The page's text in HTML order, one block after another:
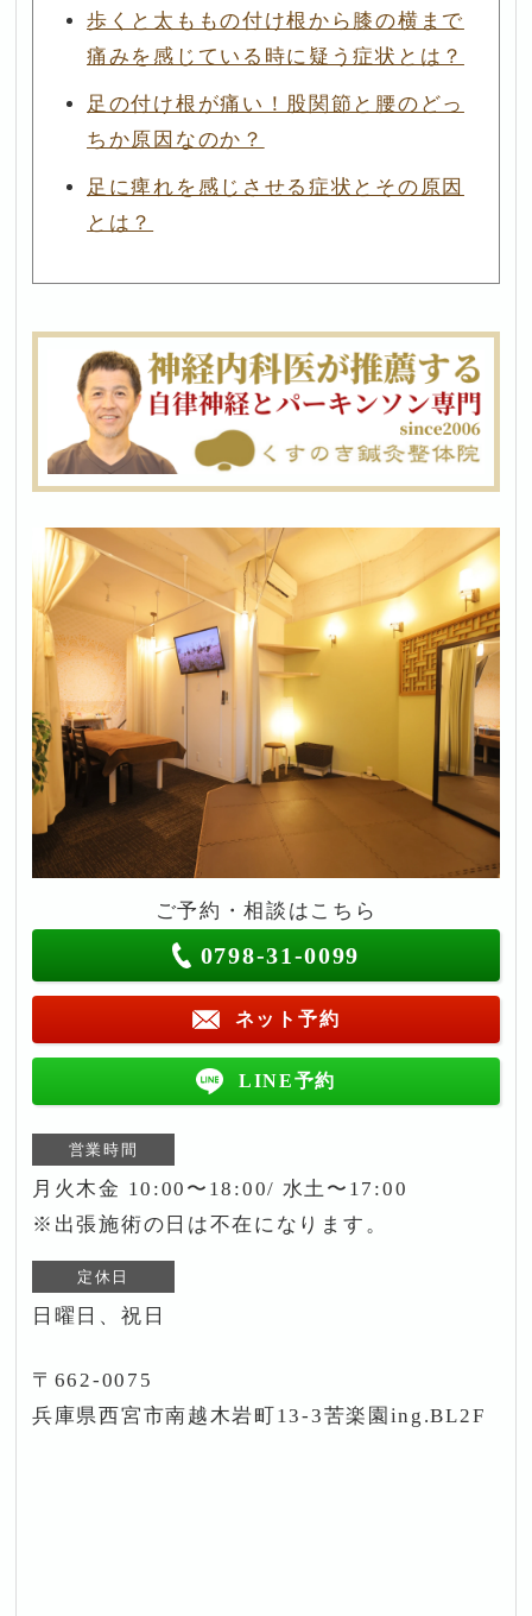
歩くと太ももの付け根から膝の横まで
痛みを感じている時に疑う症状とは？
足の付け根が痛い！股関節と腰のどっ
ちか原因なのか？
足に痺れを感じさせる症状とその原因
とは？
ご予約・相談はこちら
0798-31-0099
ネット予約
LINE予約
営業時間
月火木金 10:00〜18:00/ 水土〜17:00
※出張施術の日は不在になります。
定休日
日曜日、祝日
〒662-0075
兵庫県西宮市南越木岩町13-3苦楽園ing.BL2F